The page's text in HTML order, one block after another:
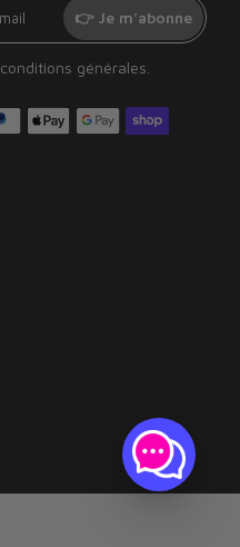
👉 Je m'abonne
conditions générales